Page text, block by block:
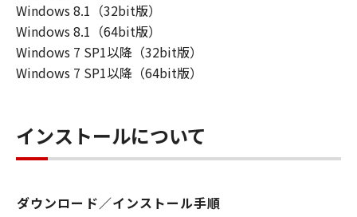
ユーザーは、日本国政府または該当国の政
府より必要な許可等を得ることなしに、本
ソフトウェアの全部または一部を、直接ま
たは間接に輸出してはなりません。
Windows 8.1（32bit版）
Windows 8.1（64bit版）
Windows 7 SP1以降（32bit版）
Windows 7 SP1以降（64bit版）
インストールについて
ダウンロード／インストール手順